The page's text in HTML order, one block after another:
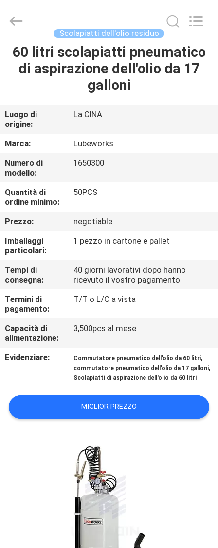
CASA
VIDEO
CHI
SIAMO
GIRO
DELLA
FABBRICA
CONTROLLO
DI
QUALITÀ
NOTIZIA
UN
PREVENTIVO
Machinery
Reserved.
Scolapiatti dell'olio residuo
60 litri scolapiatti pneumatico
di aspirazione dell'olio da 17
galloni
Luogo di
origine:
La CINA
Marca:
Lubeworks
Numero di
modello:
1650300
Quantità di
ordine minimo:
50PCS
Prezzo:
negotiable
Imballaggi
particolari:
1 pezzo in cartone e pallet
Tempi di
consegna:
40 giorni lavorativi dopo hanno
ricevuto il vostro pagamento
Termini di
pagamento:
T/T o L/C a vista
Capacità di
alimentazione:
3,500pcs al mese
Evidenziare: Commutatore pneumatico dell'olio da 60 litri,
commutatore pneumatico dell'olio da 17 galloni,
Scolapiatti di aspirazione dell'olio da 60 litri
MIGLIOR PREZZO